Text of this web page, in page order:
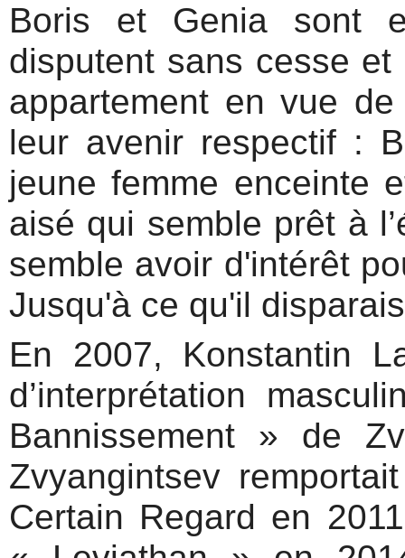
Boris et Genia sont
disputent sans cesse
appartement en vue
leur avenir respectif :
jeune femme enceinte
aisé qui semble prêt à
semble avoir d'intérêt
Jusqu'à ce qu'il
En 2007, Konstantin
d’interprétation
Bannissement » de
Zvyangintsev
Certain Regard en